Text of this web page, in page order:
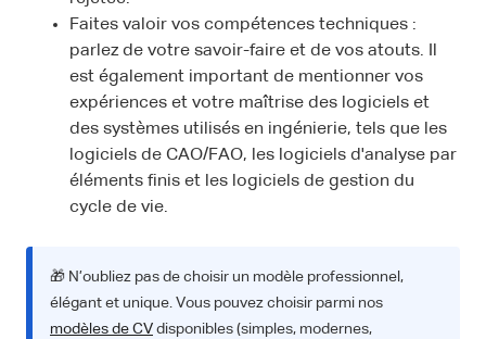
Faites valoir vos compétences techniques :
parlez de votre savoir-faire et de vos atouts. Il
est également important de mentionner vos
expériences et votre maîtrise des logiciels et
des systèmes utilisés en ingénierie, tels que les
logiciels de CAO/FAO, les logiciels d'analyse par
éléments finis et les logiciels de gestion du
cycle de vie.
🎁 N’oubliez pas de choisir un modèle professionnel,
élégant et unique. Vous pouvez choisir parmi nos
modèles de CV disponibles (simples, modernes,